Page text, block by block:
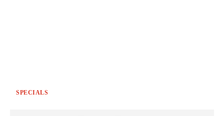
SPECIALS